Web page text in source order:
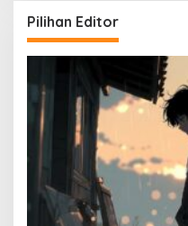
Pilihan Editor